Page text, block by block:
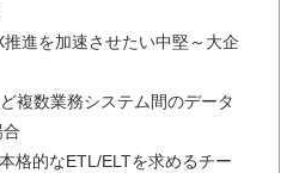
進を加速させたい中堅～大企
複数業務システム間のデータ
格的なETL/ELTを求めるチー